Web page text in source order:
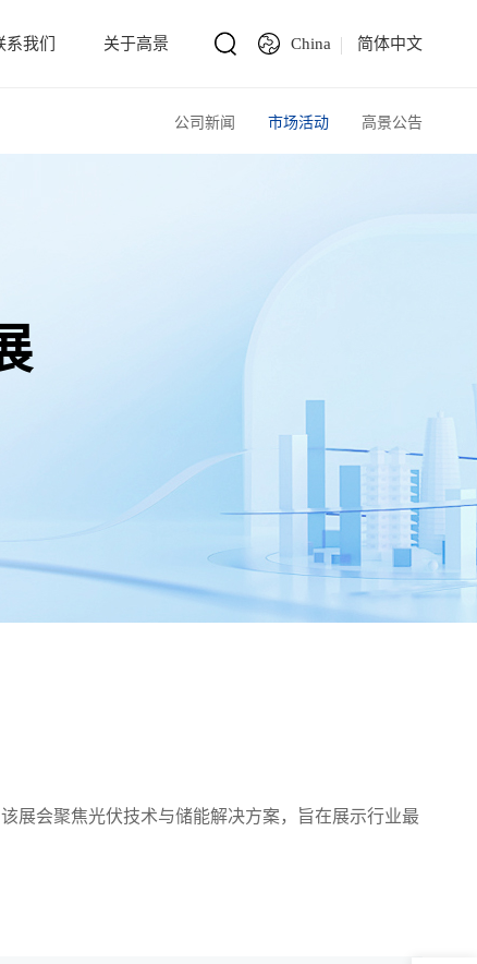
系我们 关于高景 China 简体中文
公司新闻 市场活动 高景公告
展会聚焦光伏技术与储能解决方案，旨在展示行业最